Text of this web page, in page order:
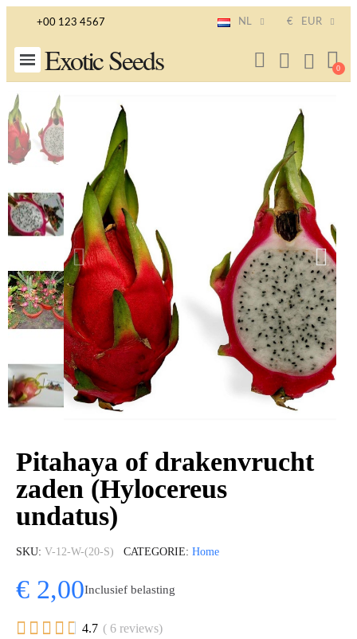
+00 123 4567 NL € EUR
Exotic Seeds
Pitahaya of drakenvrucht
zaden (Hylocereus
undatus)
SKU V-12-W-(20-S) CATEGORIE Home
€ 2,00Inclusief belasting
     4.7 ( 6 reviews)